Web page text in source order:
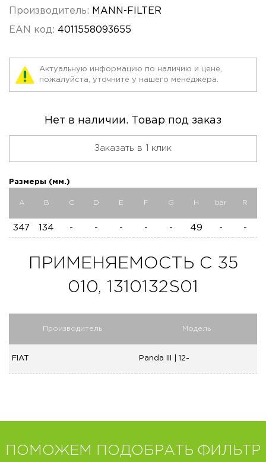
Производитель: MANN-FILTER
EAN код: 4011558093655
Актуальную информацию по наличию и цене,
пожалуйста, уточните у нашего менеджера.
Нет в наличии. Товар под заказ
Заказать в 1 клик
Размеры (мм.)
A B C D E F G H bar R
347 134 - - - - - 49 - -
ПРИМЕНЯЕМОСТЬ C 35
010, 1310132S01
Производитель Модель
FIAT Panda III | 12-
ПОМОЖЕМ ПОДОБРАТЬ ФИЛЬТР